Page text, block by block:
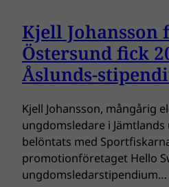
Kjell Johansson
Östersund fick
Åslunds-
Kjell Johansson, mångårig
ungdomsledare i
belöntats med
promotionföretaget Hello
ungdomsledarstipendium…